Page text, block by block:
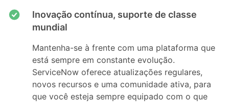
Inovação contínua, suporte de classe
mundial
Mantenha-se à frente com uma plataforma que
está sempre em constante evolução.
ServiceNow oferece atualizações regulares,
novos recursos e uma comunidade ativa, para
que você esteja sempre equipado com o que